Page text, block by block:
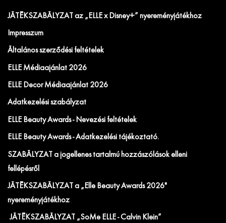
JÁTÉKSZABÁLYZAT az „ELLE x Disney+” nyereményjátékhoz
Impresszum
Általános szerződési feltételek
ELLE Médiaajánlat 2026
ELLE Decor Médiaajánlat 2026
Adatkezelési szabályzat
ELLE Beauty Awards - Nevezési feltételek
ELLE Beauty Awards - Adatkezelési tájékoztató.
SZABÁLYZAT a jogellenes tartalmú hozzászólások elleni
fellépésről
JÁTÉKSZABÁLYZAT a „Elle Beauty Awards 2026"
nyereményjátékhoz
JÁTÉKSZABÁLYZAT „SoMe ELLE - Calvin Klein”